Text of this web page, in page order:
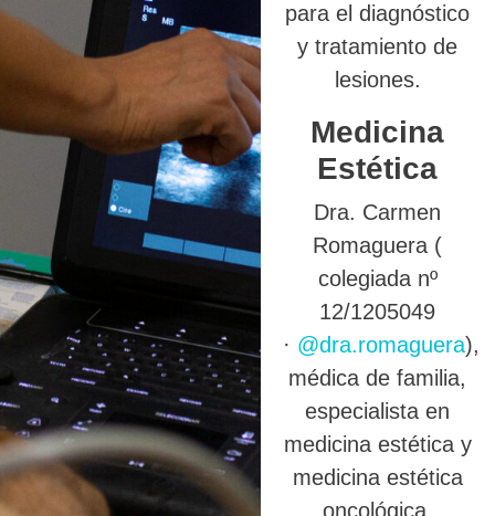
para el diagnóstico
y tratamiento de
lesiones.
Medicina
Estética
Dra. Carmen
Romaguera (
colegiada nº
12/1205049
· @dra.romaguera),
médica de familia,
especialista en
medicina estética y
medicina estética
oncológica.